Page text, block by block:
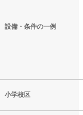
設備・条件の一例
小学校区